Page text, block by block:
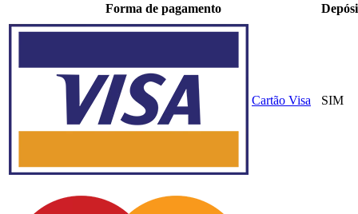
Forma de pagamento
Cartão Visa SIM